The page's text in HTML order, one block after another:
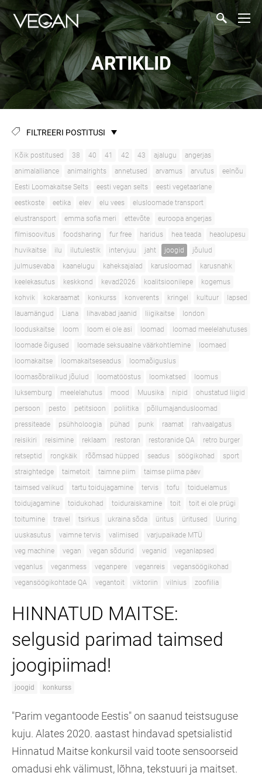
ARTIKLID
FILTREERI POSTITUSI
Kõik postitused 38 40 41 42 43 ajalugu
angerjas
animalalliance
animalrights annetused arvamus arvutus
eelnõu
Eesti Loomakaitse Selts
eesti vegan selts
eesti vegetaarlane
eestkoste
eetika elev elu vees
elusloomade transport
elustransport
emma sofia meri ettevõte
euroopa angerjas
filmisoovitus
foodsharing fur free haridus hea teada
heaolupesu
huvikaitse
ilu ilutulestik intervjuu jaht joogid
jõulud
julmusevaba
kaanelugu kaheksajalad karusloomad
karusnahk
keelekasutus
keskkond kevad2026 koalitsioonilepe
kogemus
kohvik
kokaraamat konkurss konverents kringel kultuur
lapsed
lauamängud
Liana lihavabad jaanid liigikaitse
london
looduskaitse
loom loom ei ole asi loomad
loomad meelelahutuses
loomade õigused
loomade seksuaalne väärkohtlemine
loomaed
loomakaitse
loomakaitseseadus
loomaõiguslus
loomasõbralikud jõulud
loomatööstus loomkatsed
loomus
luksemburg
meelelahutus mood Muusika nipid
ohustatud liigid
persoon
pesto petitsioon poliitika
põllumajandusloomad
pressiteade
psühholoogia pühad punk raamat
rahvaalgatus
reisikiri
reisimine reklaam restoran restoranide QA
retro burger
retseptid
rongkäik rõõmsad hüpped seadus söögikohad
sport
straightedge
taimetoit taimne piim
taimse piima päev
taimsed valikud
tartu toidujagamine tervis tofu
toiduelamus
toidujagamine
toidukohad toiduraiskamine toit
toit ei ole prügi
toitumine
travel tsirkus ukraina sõda üritus üritused
Uuring
uuskasutus
vaimne tervis valimised
varjupaikade MTÜ
veg machine
vegan vegan sõdurid veganid
veganlapsed
veganlus
veganmess veganpere veganreis
vegansöögikohad
vegansöögikohtade QA
vegantoit viktoriin vilnius zoofiilia
HINNATUD MAITSE:
selgusid parimad taimsed
joogipiimad!
joogid konkurss
"Parim vegantoode Eestis" on saanud teistsuguse
kuju. Alates 2020. aastast hindavad spetsialistid
Hinnatud Maitse konkursil vaid toote sensoorseid
omadusi ehk välimust, lõhna, tekstuuri ja maitset.